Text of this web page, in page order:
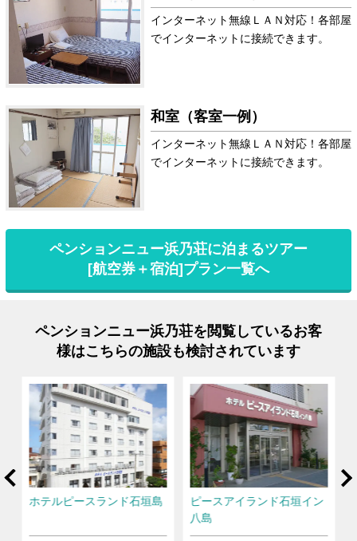
インターネット無線ＬＡＮ対応！各部屋
でインターネットに接続できます。
和室（客室一例）
インターネット無線ＬＡＮ対応！各部屋
でインターネットに接続できます。
ペンションニュー浜乃荘に泊まるツアー
[航空券＋宿泊]プラン一覧へ
ペンションニュー浜乃荘を閲覧しているお客
様はこちらの施設も検討されています
ホテルピースランド石垣島
ピースアイランド石垣イン
八島